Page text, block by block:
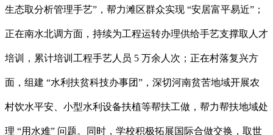
生态取分析管理手艺”，帮力滩区群众实现 “安居富平易近”；
正在南水北调方面，持续为工程运转办理供给手艺支撑取人才
培训，累计培训工程手艺人员 5 万余人次；正在村落复兴方
面，组建 “水利扶贫科技办事团”，深切河南贫苦地域开展农
村饮水平安、小型水利设备扶植等帮扶工做，帮力帮扶地域处
理 “用水难” 问题。同时，学校积极拓展国际合做交换，取世